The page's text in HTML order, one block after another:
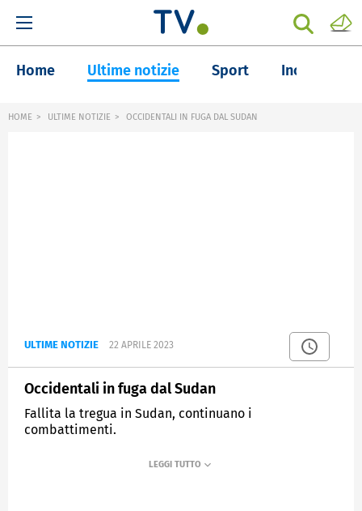
Home Ultime notizie Sport Inchieste
HOME ULTIME NOTIZIE OCCIDENTALI IN FUGA DAL SUDAN
ULTIME NOTIZIE 22 APRILE 2023
Occidentali in fuga dal Sudan
Fallita la tregua in Sudan, continuano i
combattimenti.
STUDIOAPERTO